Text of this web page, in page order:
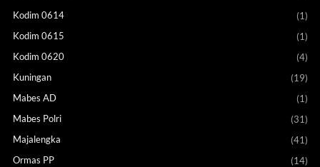
Kodim 0614
(1)
Kodim 0615
(1)
Kodim 0620
(4)
Kuningan
(19)
Mabes AD
(1)
Mabes Polri
(31)
Majalengka
(41)
Ormas PP
(14)